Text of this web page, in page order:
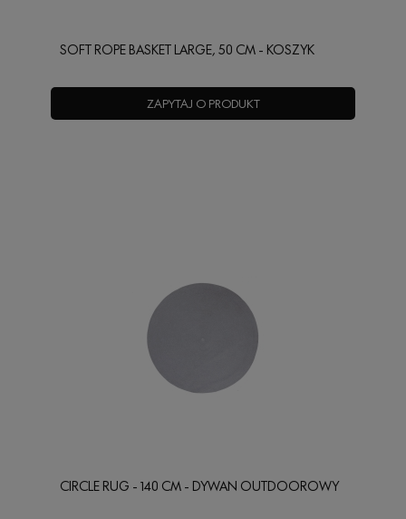
SOFT ROPE BASKET LARGE, 50 CM - KOSZYK
ZAPYTAJ O PRODUKT
CIRCLE RUG - 140 CM - DYWAN OUTDOOROWY